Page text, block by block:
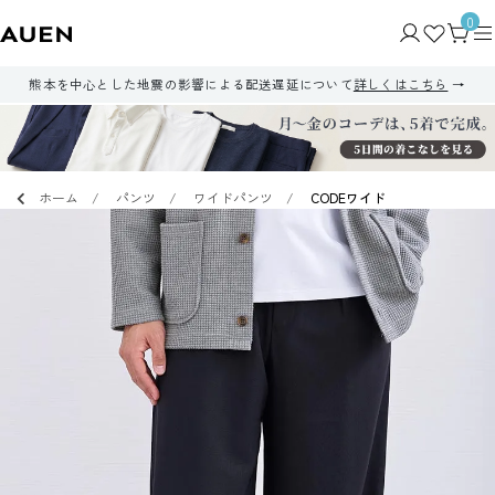
0
熊本を中心とした地震の影響による配送遅延について詳しくはこちら
ホーム パンツ ワイドパンツ CODEワイド